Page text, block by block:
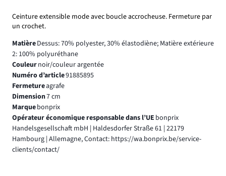
Ceinture extensible mode avec boucle accrocheuse. Fermeture par
un crochet.
MatièreDessus: 70% polyester, 30% élastodiène; Matière extérieure
2: 100% polyuréthane
Couleurnoir/couleur argentée
Numéro d’article91885895
Fermetureagrafe
Dimension7 cm
Marquebonprix
Opérateur économique responsable dans l’UE bonprix
Handelsgesellschaft mbH | Haldesdorfer Straße 61 | 22179
Hambourg | Allemagne, Contact: https://wa.bonprix.be/service-
clients/contact/